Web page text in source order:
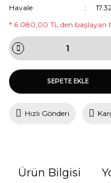
Havale
* 6.080,00 TL den başlayan
SEPETE EKLE
Hızlı Gönderi
Ürün Bilgisi